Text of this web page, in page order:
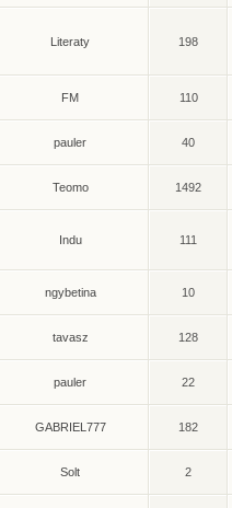
Literaty 198
FM 110
pauler 40
Teomo 1492
Indu 111
ngybetina 10
tavasz 128
pauler 22
GABRIEL777 182
Solt 2